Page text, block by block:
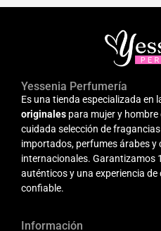
Yessenia Perfumería
Es una tienda especializada en
originales para mujer y hombre
cuidada selección de
importados, perfumes árabes y
internacionales. Garantizamos
auténticos y una experiencia
confiable.
Información